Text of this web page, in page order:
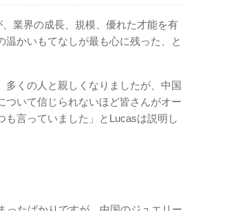
業界の成長、規模、優れた才能を有
かいもてなしが最も心に残った、と
多くの人と親しくなりましたが、中国
ついて信じられないほど皆さんがオー
言っていました」とLucasは説明し